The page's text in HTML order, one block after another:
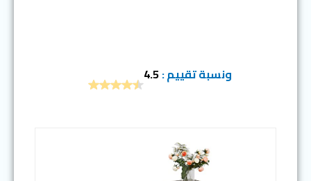
ونسبة تقييم :4.5